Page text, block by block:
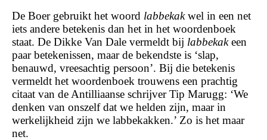
De Boer gebruikt het woord labbekakwel in een net
iets andere betekenis dan het in het woordenboek
staat. De Dikke Van Dale vermeldt bij labbekakeen
paar betekenissen, maar de bekendste is ‘slap,
benauwd, vreesachtig persoon’. Bij die betekenis
vermeldt het woordenboek trouwens een prachtig
citaat van de Antilliaanse schrijver Tip Marugg: ‘We
denken van onszelf dat we helden zijn, maar in
werkelijkheid zijn we labbekakken.’ Zo is het maar
net.